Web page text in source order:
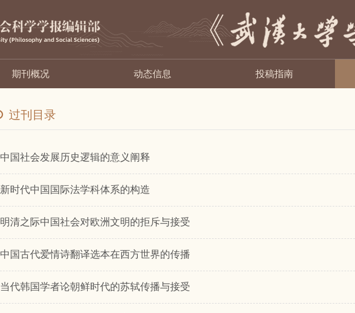
期刊概况 动态信息 投稿指南
过刊目录
中国社会发展历史逻辑的意义阐释
新时代中国国际法学科体系的构造
明清之际中国社会对欧洲文明的拒斥与接受
中国古代爱情诗翻译选本在西方世界的传播
当代韩国学者论朝鲜时代的苏轼传播与接受